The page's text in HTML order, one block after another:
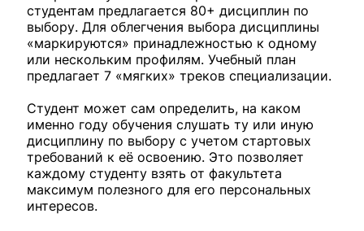
студентам предлагается 80+ дисциплин по
выбору. Для облегчения выбора дисциплины
«маркируются» принадлежностью к одному
или нескольким профилям. Учебный план
предлагает 7 «мягких» треков специализации.
Студент может сам определить, на каком
именно году обучения слушать ту или иную
дисциплину по выбору с учетом стартовых
требований к её освоению. Это позволяет
каждому студенту взять от факультета
максимум полезного для его персональных
интересов.